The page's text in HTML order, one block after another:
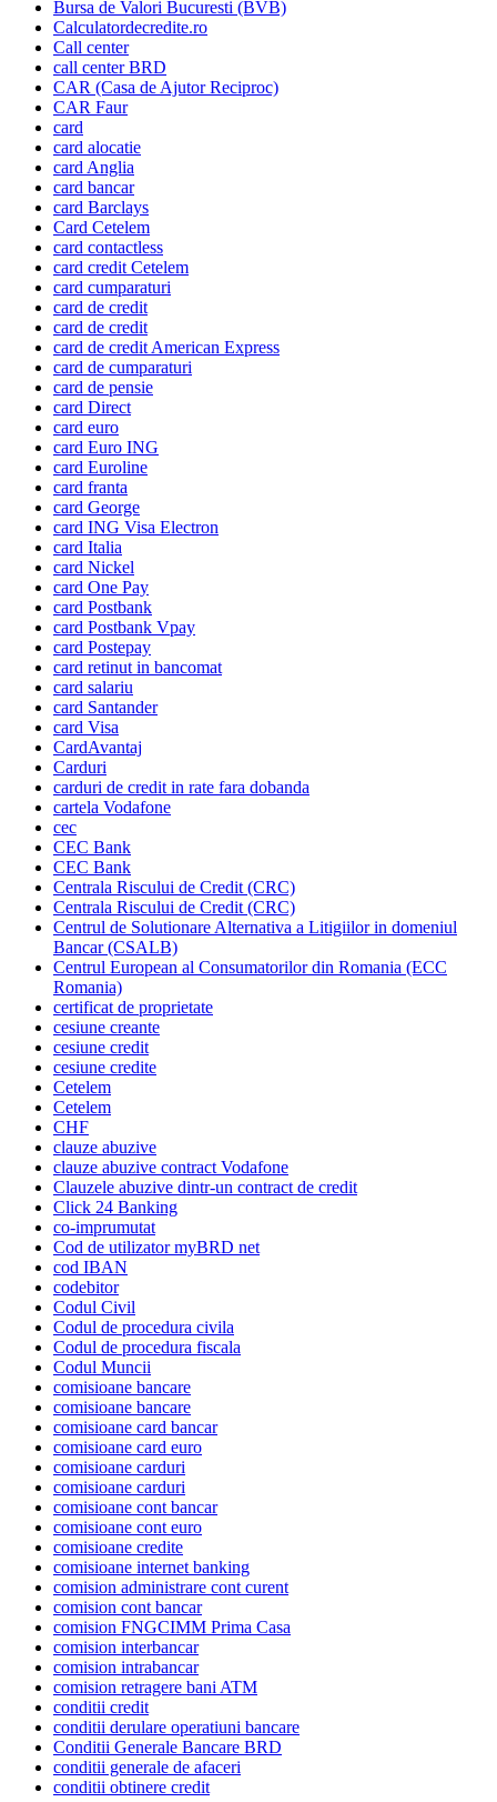
Bursa de Valori Bucuresti (BVB)
Calculatordecredite.ro
Call center
call center BRD
CAR (Casa de Ajutor Reciproc)
CAR Faur
card
card alocatie
card Anglia
card bancar
card Barclays
Card Cetelem
card contactless
card credit Cetelem
card cumparaturi
card de credit
card de credit
card de credit American Express
card de cumparaturi
card de pensie
card Direct
card euro
card Euro ING
card Euroline
card franta
card George
card ING Visa Electron
card Italia
card Nickel
card One Pay
card Postbank
card Postbank Vpay
card Postepay
card retinut in bancomat
card salariu
card Santander
card Visa
CardAvantaj
Carduri
carduri de credit in rate fara dobanda
cartela Vodafone
cec
CEC Bank
CEC Bank
Centrala Riscului de Credit (CRC)
Centrala Riscului de Credit (CRC)
Centrul de Solutionare Alternativa a Litigiilor in domeniul
Bancar (CSALB)
Centrul European al Consumatorilor din Romania (ECC
Romania)
certificat de proprietate
cesiune creante
cesiune credit
cesiune credite
Cetelem
Cetelem
CHF
clauze abuzive
clauze abuzive contract Vodafone
Clauzele abuzive dintr-un contract de credit
Click 24 Banking
co-imprumutat
Cod de utilizator myBRD net
cod IBAN
codebitor
Codul Civil
Codul de procedura civila
Codul de procedura fiscala
Codul Muncii
comisioane bancare
comisioane bancare
comisioane card bancar
comisioane card euro
comisioane carduri
comisioane carduri
comisioane cont bancar
comisioane cont euro
comisioane credite
comisioane internet banking
comision administrare cont curent
comision cont bancar
comision FNGCIMM Prima Casa
comision interbancar
comision intrabancar
comision retragere bani ATM
conditii credit
conditii derulare operatiuni bancare
Conditii Generale Bancare BRD
conditii generale de afaceri
conditii obtinere credit